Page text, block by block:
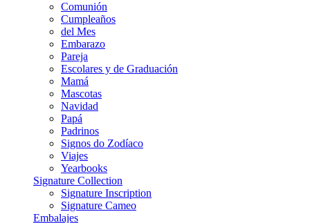
Comunión
Cumpleaños
del Mes
Embarazo
Pareja
Escolares y de Graduación
Mamá
Mascotas
Navidad
Papá
Padrinos
Signos do Zodíaco
Viajes
Yearbooks
Signature Collection
Signature Inscription
Signature Cameo
Embalajes